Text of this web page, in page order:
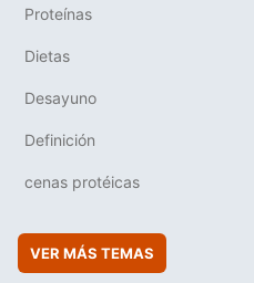
Proteínas
Dietas
Desayuno
Definición
cenas protéicas
VER MÁS TEMAS